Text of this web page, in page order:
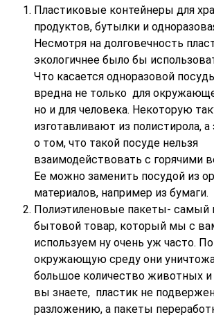
Пластиковые контейнеры для
продуктов, бутылки и
Несмотря на долговечность
экологичнее было бы
Что касается одноразовой
вредна не только для
но и для человека. Некоторую
изготавливают из полистирола, а
о том, что такой посуде нельзя
взаимодействовать с горячими
Ее можно заменить посудой из
материалов, например из бумаги.
Полиэтиленовые пакеты- самый
бытовой товар, который мы с
используем ну очень уж часто.
окружающую среду они
большое количество животных и
вы знаете, пластик не
разложению, а пакеты